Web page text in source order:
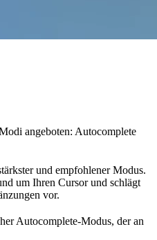
angeboten: Autocomplete
und empfohlener Modus.
um Ihren Cursor und schlägt
vor.
Autocomplete-Modus, der an